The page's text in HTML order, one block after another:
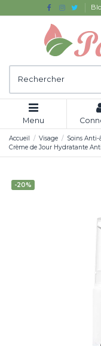
Menu
Accueil Visage Soins Anti-
Crème de Jour Hydratante
-20%